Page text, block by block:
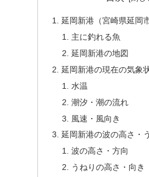
延岡新港（宮崎県延岡
主に釣れる魚
延岡新港の地図
延岡新港の現在の気象
水温
潮汐・潮の流れ
風速・風向き
延岡新港の波の高さ・
波の高さ・方向
うねりの高さ・向き